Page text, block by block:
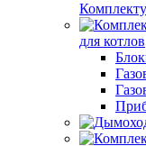
для котлов